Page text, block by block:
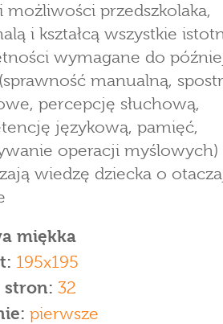
możliwości przedszkolaka,
i kształcą wszystkie
wymagane do
manualną,
percepcję słuchową,
językową, pamięć,
operacji myślowych)
wiedzę dziecka o
miękka
195x195
stron: 32
pierwsze